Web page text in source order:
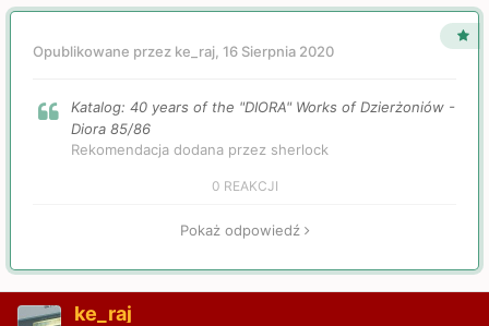
Opublikowane przez ke_raj, 16 Sierpnia 2020
Katalog: 40 years of the "DIORA" Works of Dzierżoniów -
Diora 85/86
Rekomendacja dodana przez sherlock
0 REAKCJI
Pokaż odpowiedź
ke_raj